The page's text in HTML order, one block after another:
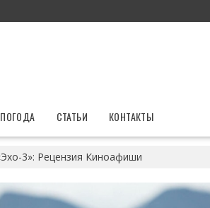
ПОГОДА СТАТЬИ КОНТАКТЫ
3»: Рецензия Киноафиши